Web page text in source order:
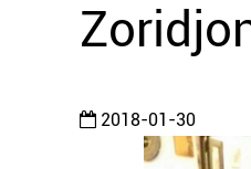
2018-01-30